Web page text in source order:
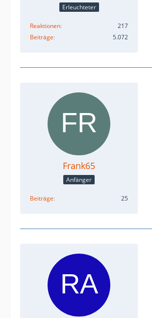
Erleuchteter
Reaktionen
217
Beiträge
5.072
Frank65
Anfänger
Beiträge 25